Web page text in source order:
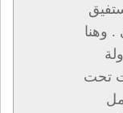
. وهنا
تحت